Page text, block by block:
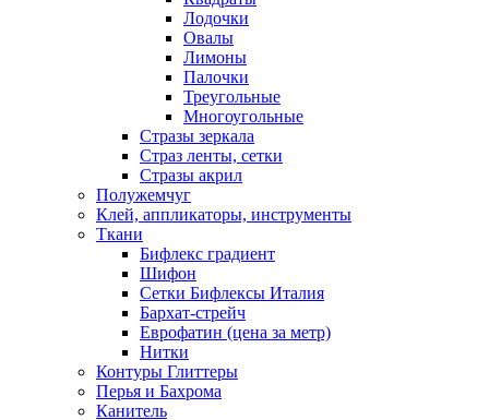
Лодочки
Овалы
Лимоны
Палочки
Треугольные
Многоугольные
Стразы зеркала
Страз ленты, сетки
Стразы акрил
Полужемчуг
Клей, аппликаторы, инструменты
Ткани
Бифлекс градиент
Шифон
Сетки Бифлексы Италия
Бархат-стрейч
Еврофатин (цена за метр)
Нитки
Контуры Глиттеры
Перья и Бахрома
Канитель